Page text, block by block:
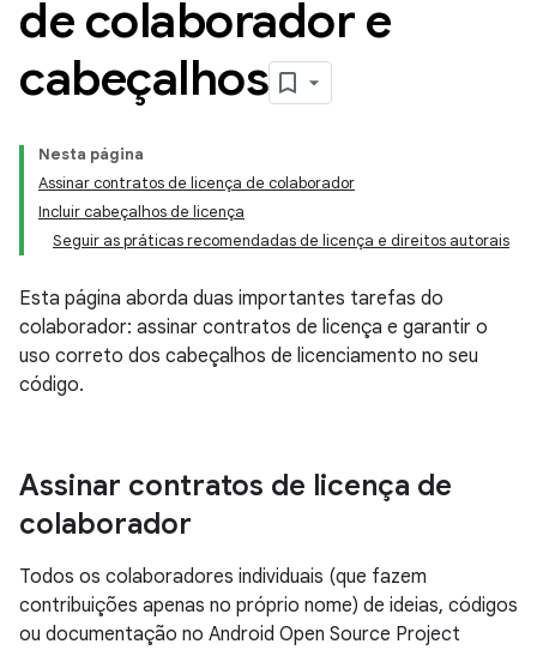
de colaborador e
cabeçalhos
Nesta página
Assinar contratos de licença de colaborador
Incluir cabeçalhos de licença
Seguir as práticas recomendadas de licença e direitos autorais
Esta página aborda duas importantes tarefas do
colaborador: assinar contratos de licença e garantir o
uso correto dos cabeçalhos de licenciamento no seu
código.
Assinar contratos de licença de
colaborador
Todos os colaboradores individuais (que fazem
contribuições apenas no próprio nome) de ideias, códigos
ou documentação no Android Open Source Project